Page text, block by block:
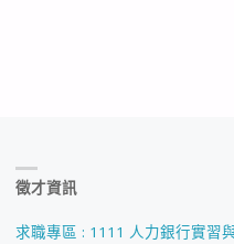
徵才資訊
求職專區 : 1111 人力銀行實習